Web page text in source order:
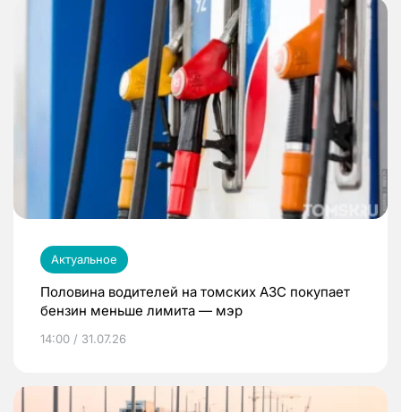
Актуальное
Половина водителей на томских АЗС покупает
бензин меньше лимита — мэр
14:00 / 31.07.26